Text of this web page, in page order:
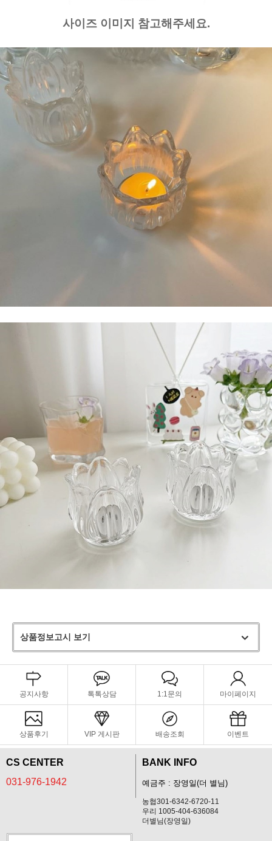
사이즈 이미지 참고해주세요.
상품정보고시 보기
공지사항 톡톡상담 1:1문의 마이페이지
상품후기 VIP 게시판 배송조회 이벤트
CS CENTER
031-976-1942
BANK INFO
예금주 : 장영일(더 별님)
농협301-6342-6720-11
우리 1005-404-636084
더별님(장영일)